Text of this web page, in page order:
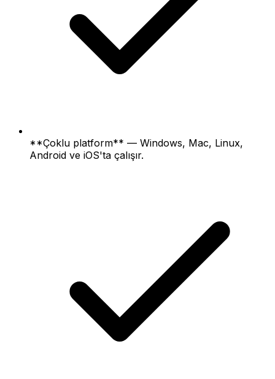
**Çoklu platform** — Windows, Mac, Linux,
Android ve iOS'ta çalışır.